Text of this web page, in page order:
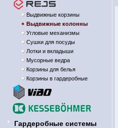
Выдвижные корзины
Выдвижные колонны
Угловые механизмы
Сушки для посуды
Лотки и вкладыши
Мусорные ведра
Корзины для белья
Корзины в гардеробные
Гардеробные системы